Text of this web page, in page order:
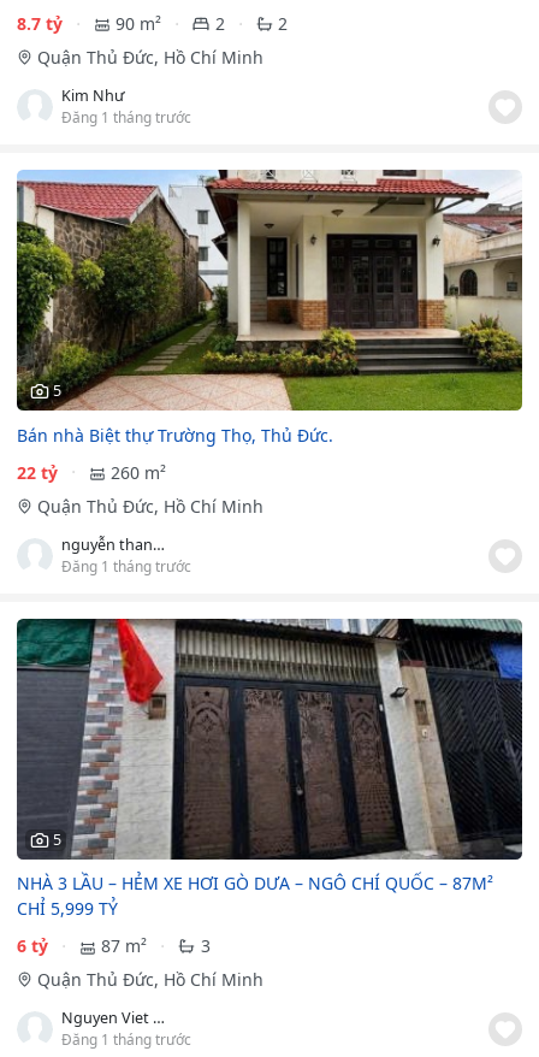
8.7 tỷ
90 m² 2
2
Quận Thủ Đức, Hồ Chí Minh
Kim Như
Đăng 1 tháng trước
5
Bán nhà Biệt thự Trường Thọ, Thủ Đức.
22 tỷ
260 m²
Quận Thủ Đức, Hồ Chí Minh
nguyễn thanh hải
Đăng 1 tháng trước
5
NHÀ 3 LẦU – HẺM XE HƠI GÒ DƯA – NGÔ CHÍ QUỐC – 87M²
CHỈ 5,999 TỶ
6 tỷ
87 m²
3
Quận Thủ Đức, Hồ Chí Minh
Nguyen Viet Lam
Đăng 1 tháng trước